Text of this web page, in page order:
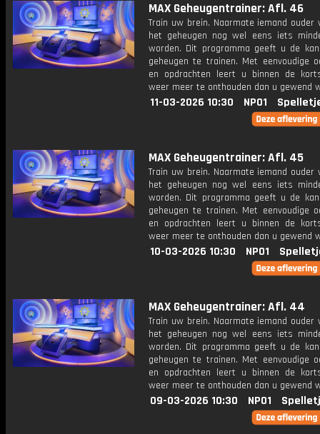
MAX Geheugentrainer: Afl. 46
Train uw brein. Naarmate iemand ouder
het geheugen nog wel eens iets
worden. Dit programma geeft u de
geheugen te trainen. Met eenvoudige
en opdrachten leert u binnen de
weer meer te onthouden dan u gewend
11-03-2026 10:30 NPO1
MAX Geheugentrainer: Afl. 45
Train uw brein. Naarmate iemand ouder
het geheugen nog wel eens iets
worden. Dit programma geeft u de
geheugen te trainen. Met eenvoudige
en opdrachten leert u binnen de
weer meer te onthouden dan u gewend
10-03-2026 10:30 NPO1
MAX Geheugentrainer: Afl. 44
Train uw brein. Naarmate iemand ouder
het geheugen nog wel eens iets
worden. Dit programma geeft u de
geheugen te trainen. Met eenvoudige
en opdrachten leert u binnen de
weer meer te onthouden dan u gewend
09-03-2026 10:30 NPO1